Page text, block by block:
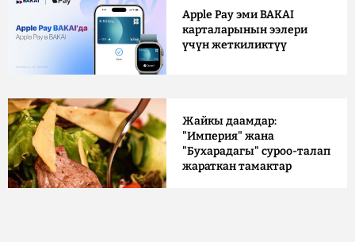
Apple Pay эми BAKAI
карталарынын ээлери
үчүн жеткиликтүү
Жайкы даамдар:
"Империя" жана
"Бухарадагы" суроо-талап
жараткан тамактар